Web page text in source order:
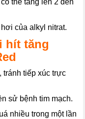
thể tăng lên 2 đến
của alkyl nitrat.
hít tăng
tránh tiếp xúc trực
sử bệnh tim mạch.
nhiều trong một lần